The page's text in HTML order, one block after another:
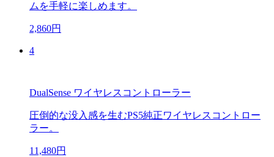
ムを手軽に楽しめます。
2,860円
4
DualSense ワイヤレスコントローラー
圧倒的な没入感を生むPS5純正ワイヤレスコントロー
ラー。
11,480円